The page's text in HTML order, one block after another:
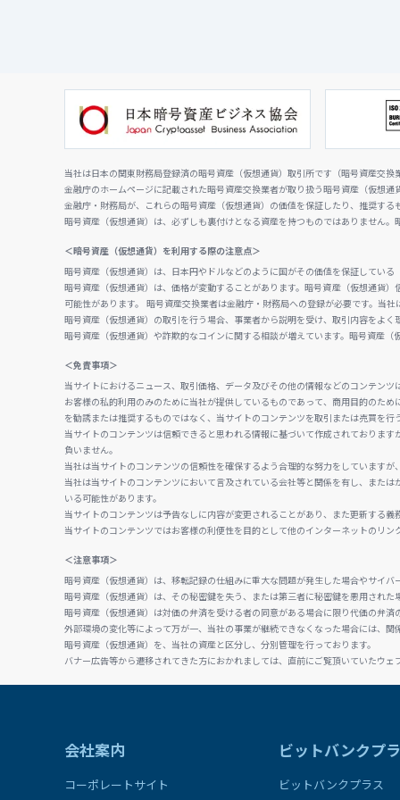
当社は日本の関東財務局登録済の暗号資産（仮想通貨）取引所です（暗号資産交
金融庁のホームページに記載された暗号資産交換業者が取り扱う暗号資産（仮想
金融庁・財務局が、これらの暗号資産（仮想通貨）の価値を保証したり、推奨する
暗号資産（仮想通貨）は、必ずしも裏付けとなる資産を持つものではありません
＜暗号資産（仮想通貨）を利用する際の注意点＞
暗号資産（仮想通貨）は、日本円やドルなどのように国がその価値を保証してい
暗号資産（仮想通貨）は、価格が変動することがあります。暗号資産（仮想通貨
可能性があります。 暗号資産交換業者は金融庁・財務局への登録が必要です。当
暗号資産（仮想通貨）の取引を行う場合、事業者から説明を受け、取引内容をよ
暗号資産（仮想通貨）や詐欺的なコインに関する相談が増えています。暗号資産
＜免責事項＞
当サイトにおけるニュース、取引価格、データ及びその他の情報などのコンテン
お客様の私的利用のみのために当社が提供しているものであって、商用目的のた
を勧誘または推奨するものではなく、当サイトのコンテンツを取引または売買を
当サイトのコンテンツは信頼できると思われる情報に基づいて作成されておりま
負いません。
当社は当サイトのコンテンツの信頼性を確保するよう合理的な努力をしています
当社は当サイトのコンテンツにおいて言及されている会社等と関係を有し、また
いる可能性があります。
当サイトのコンテンツは予告なしに内容が変更されることがあり、また更新する義
当サイトのコンテンツではお客様の利便性を目的として他のインターネットのリ
＜注意事項＞
暗号資産（仮想通貨）は、移転記録の仕組みに重大な問題が発生した場合やサイ
暗号資産（仮想通貨）は、その秘密鍵を失う、または第三者に秘密鍵を悪用され
暗号資産（仮想通貨）は対価の弁済を受ける者の同意がある場合に限り代価の弁済
外部環境の変化等によって万が一、当社の事業が継続できなくなった場合には、
暗号資産（仮想通貨）を、当社の資産と区分し、分別管理を行っております。
バナー広告等から遷移されてきた方におかれましては、直前にご覧頂いていたウ
会社案内
コーポレートサイト
ビットバンクプ
ビットバンクプラス